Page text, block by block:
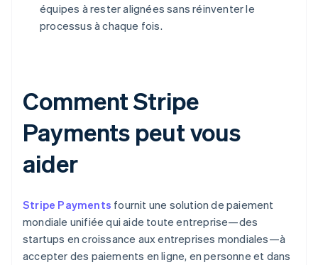
équipes à rester alignées sans réinventer le
processus à chaque fois.
Comment Stripe
Payments peut vous
aider
Stripe Payments fournit une solution de paiement
mondiale unifiée qui aide toute entreprise—des
startups en croissance aux entreprises mondiales—à
accepter des paiements en ligne, en personne et dans